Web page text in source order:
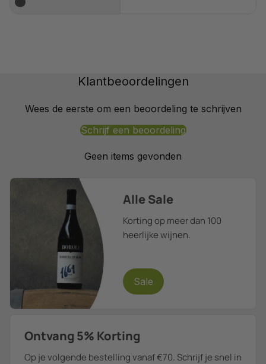
Klantbeoordelingen
Wees de eerste om een beoordeling te schrijven
Schrijf een beoordeling
Geen items gevonden
Alle Sale
Korting op meer dan 100
heerlijke wijnen.
Sale
Ontvang 5% Korting
Op je volgende bestelling vanaf €70. Schrijf je snel in